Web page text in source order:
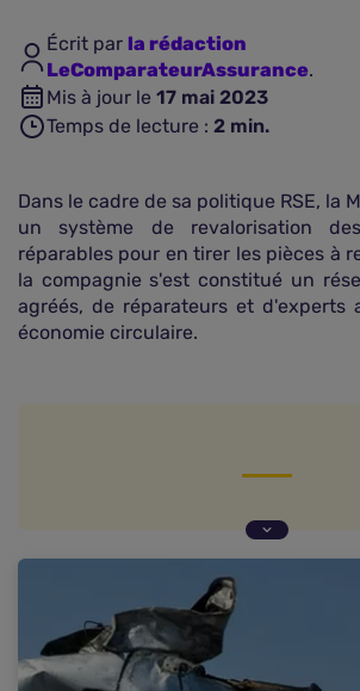
Écrit par la rédaction
LeComparateurAssurance.
Mis à jour le 17 mai 2023
Temps de lecture : 2 min.
Dans le cadre de sa politique RSE, la
un système de revalorisation
réparables pour en tirer les pièces à
la compagnie s'est constitué un
agréés, de réparateurs et d'experts
économie circulaire.